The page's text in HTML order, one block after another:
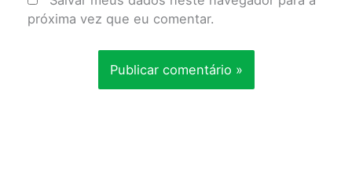
próxima vez que eu comentar.